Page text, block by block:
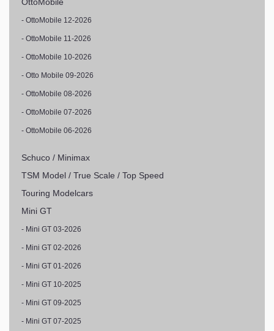
OttoMobile
- OttoMobile 12-2026
- OttoMobile 11-2026
- OttoMobile 10-2026
- Otto Mobile 09-2026
- OttoMobile 08-2026
- OttoMobile 07-2026
- OttoMobile 06-2026
Schuco / Minimax
TSM Model / True Scale / Top Speed
Touring Modelcars
Mini GT
- Mini GT 03-2026
- Mini GT 02-2026
- Mini GT 01-2026
- Mini GT 10-2025
- Mini GT 09-2025
- Mini GT 07-2025